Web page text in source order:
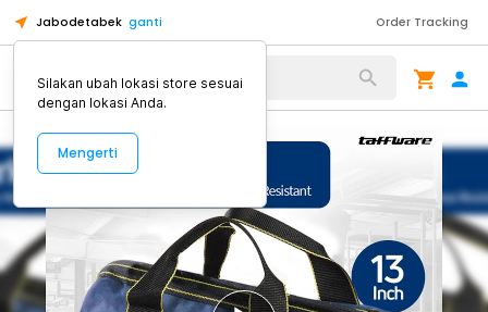
Jabodetabek ganti Order Tracking
Alat Kopi
Silakan ubah lokasi store sesuai
dengan lokasi Anda.
Mengerti